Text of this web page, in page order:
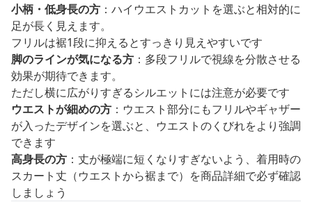
小柄・低身長の方 ：ハイウエストカットを選ぶと相対的に
足が長く見えます。
フリルは裾1段に抑えるとすっきり見えやすいです
脚のラインが気になる方 ：多段フリルで視線を分散させる
効果が期待できます。
ただし横に広がりすぎるシルエットには注意が必要です
ウエストが細めの方 ：ウエスト部分にもフリルやギャザー
が入ったデザインを選ぶと、ウエストのくびれをより強調
できます
高身長の方 ：丈が極端に短くなりすぎないよう、着用時の
スカート丈（ウエストから裾まで）を商品詳細で必ず確認
しましょう